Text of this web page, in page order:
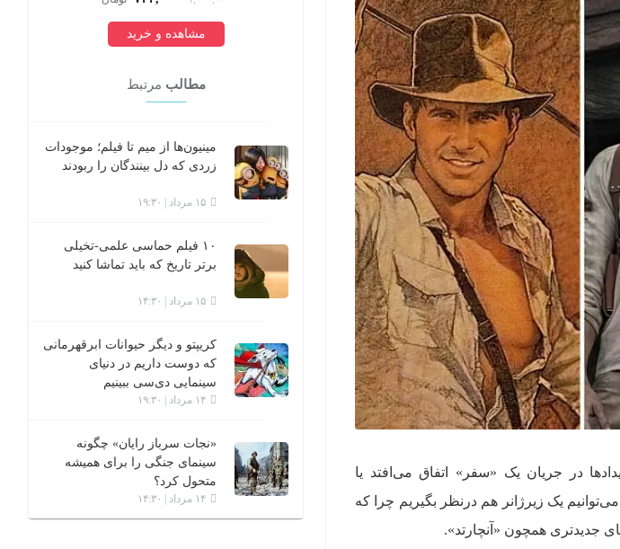
در جریان یک «سفر» اتفاق می‌افتد یا
یک زیرژانر هم درنظر بگیریم چرا که
جدیدتری همچون «آنچارتد».
مشاهده و خرید مشاهده و خرید
مطالب مرتبط
مینیون‌ها از میم تا فیلم؛ موجودات
زردی که دل بینندگان را ربودند
۱۵ مرداد | ۱۹:۳۰
۱۰ فیلم حماسی علمی-تخیلی
برتر تاریخ که باید تماشا کنید
۱۵ مرداد | ۱۴:۳۰
کریپتو و دیگر حیوانات ابرقهرمانی
که دوست داریم در دنیای
سینمایی دی‌سی ببینیم
۱۴ مرداد | ۱۹:۳۰
«نجات سرباز رایان» چگونه
سینمای جنگی را برای همیشه
متحول کرد؟
۱۴ مرداد | ۱۴:۳۰